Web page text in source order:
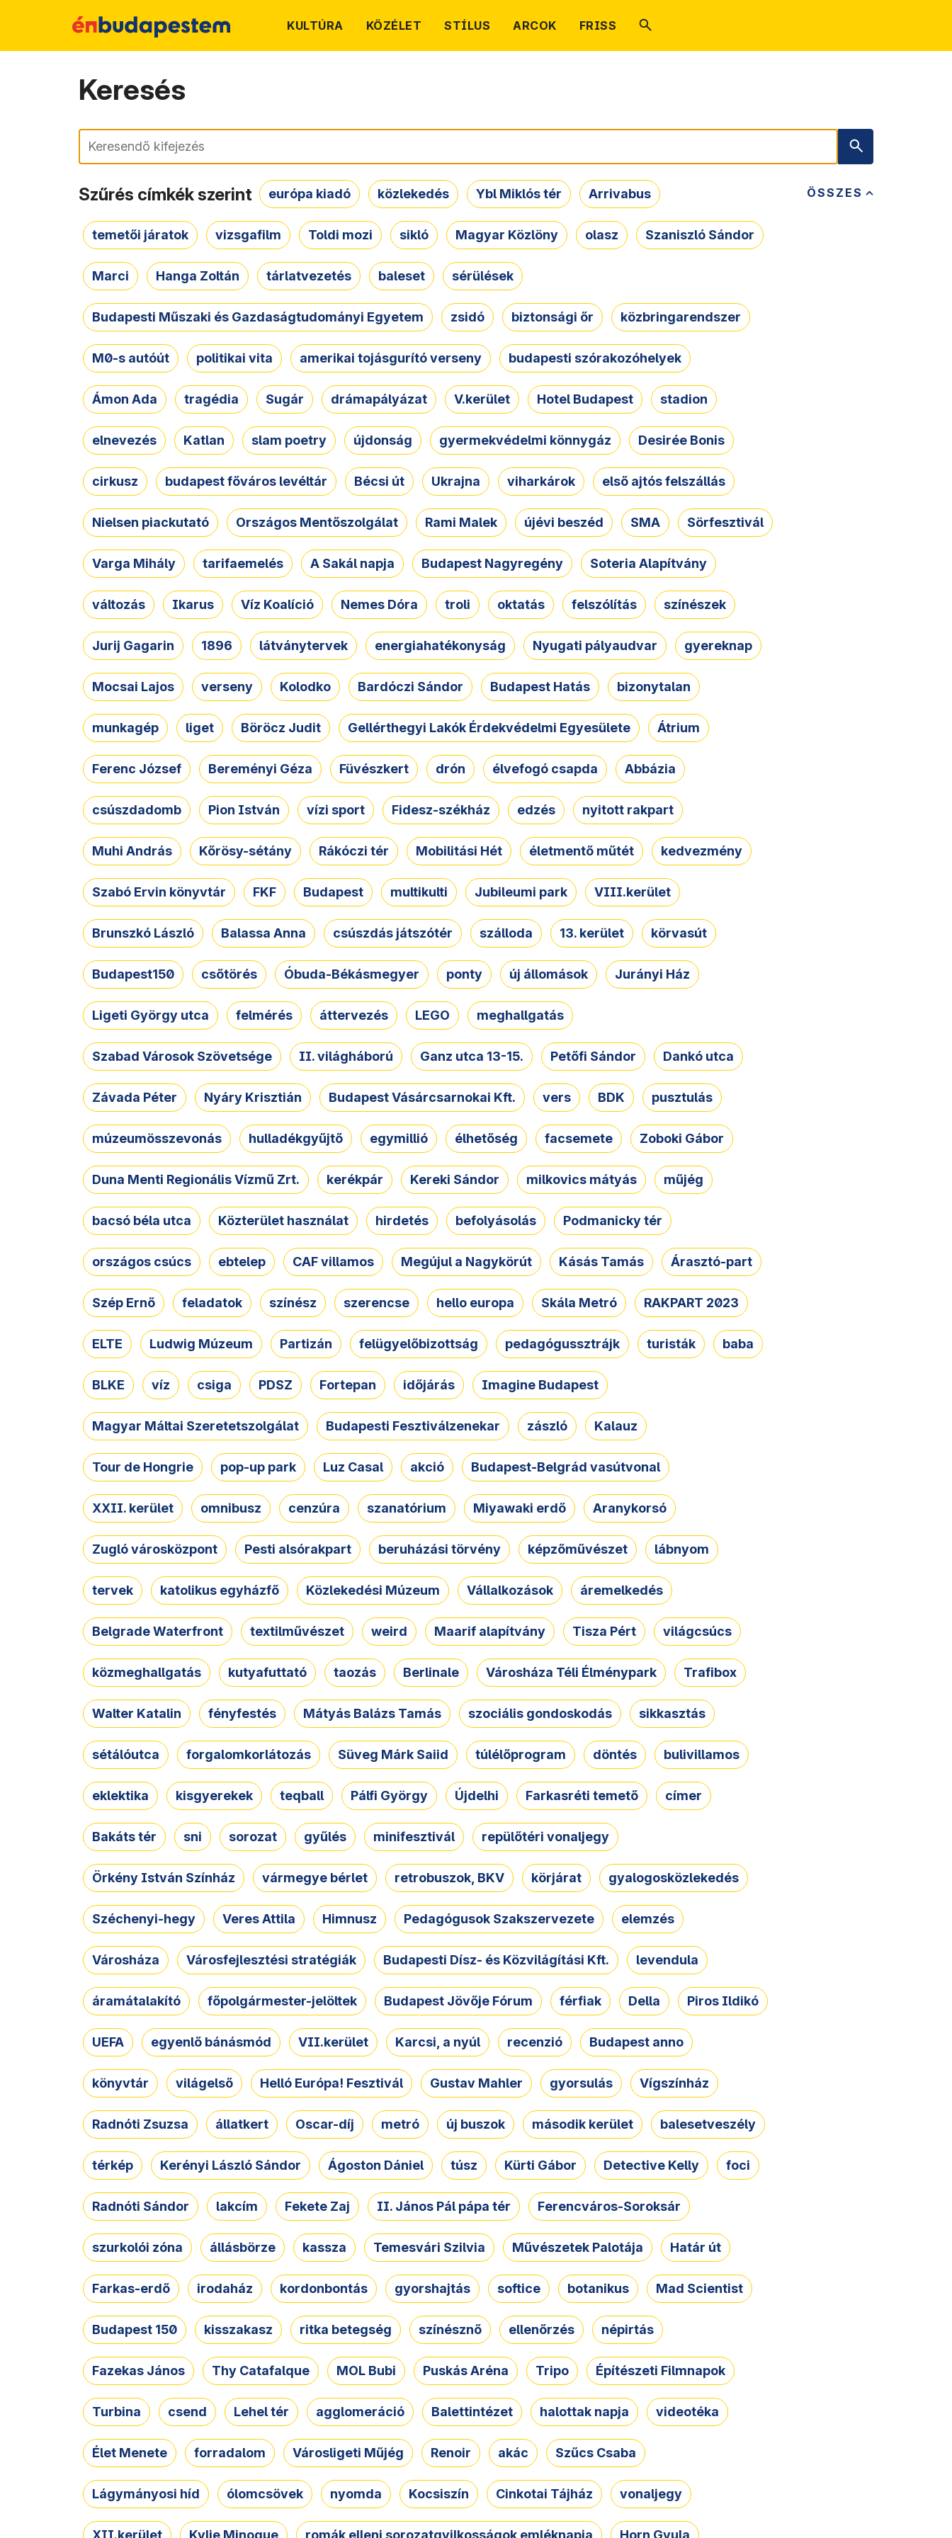
KULTÚRA KÖZÉLET STÍLUS ARCOK FRISS
Keresés
Keresés
ÖSSZES
Szűrés címkék szerint európa kiadó közlekedés Ybl Miklós tér Arrivabus
temetői járatok vizsgafilm Toldi mozi sikló Magyar Közlöny olasz Szaniszló Sándor
Marci Hanga Zoltán tárlatvezetés baleset sérülések
Budapesti Műszaki és Gazdaságtudományi Egyetem zsidó biztonsági őr közbringarendszer
M0-s autóút politikai vita amerikai tojásgurító verseny budapesti szórakozóhelyek
Ámon Ada tragédia Sugár drámapályázat V.kerület Hotel Budapest stadion
elnevezés Katlan slam poetry újdonság gyermekvédelmi könnygáz Desirée Bonis
cirkusz budapest főváros levéltár Bécsi út Ukrajna viharkárok első ajtós felszállás
Nielsen piackutató Országos Mentőszolgálat Rami Malek újévi beszéd SMA Sörfesztivál
Varga Mihály tarifaemelés A Sakál napja Budapest Nagyregény Soteria Alapítvány
változás Ikarus Víz Koalíció Nemes Dóra troli oktatás felszólítás színészek
Jurij Gagarin 1896 látványtervek energiahatékonyság Nyugati pályaudvar gyereknap
Mocsai Lajos verseny Kolodko Bardóczi Sándor Budapest Hatás bizonytalan
munkagép liget Böröcz Judit Gellérthegyi Lakók Érdekvédelmi Egyesülete Átrium
Ferenc József Bereményi Géza Füvészkert drón élvefogó csapda Abbázia
csúszdadomb Pion István vízi sport Fidesz-székház edzés nyitott rakpart
Muhi András Kőrösy-sétány Rákóczi tér Mobilitási Hét életmentő műtét kedvezmény
Szabó Ervin könyvtár FKF Budapest multikulti Jubileumi park VIII.kerület
Brunszkó László Balassa Anna csúszdás játszótér szálloda 13. kerület körvasút
Budapest150 csőtörés Óbuda-Békásmegyer ponty új állomások Jurányi Ház
Ligeti György utca felmérés áttervezés LEGO meghallgatás
Szabad Városok Szövetsége II. világháború Ganz utca 13-15. Petőfi Sándor Dankó utca
Závada Péter Nyáry Krisztián Budapest Vásárcsarnokai Kft. vers BDK pusztulás
múzeumösszevonás hulladékgyűjtő egymillió élhetőség facsemete Zoboki Gábor
Duna Menti Regionális Vízmű Zrt. kerékpár Kereki Sándor milkovics mátyás műjég
bacsó béla utca Közterület használat hirdetés befolyásolás Podmanicky tér
országos csúcs ebtelep CAF villamos Megújul a Nagykörút Kásás Tamás Árasztó-part
Szép Ernő feladatok színész szerencse hello europa Skála Metró RAKPART 2023
ELTE Ludwig Múzeum Partizán felügyelőbizottság pedagógussztrájk turisták baba
BLKE víz csiga PDSZ Fortepan időjárás Imagine Budapest
Magyar Máltai Szeretetszolgálat Budapesti Fesztiválzenekar zászló Kalauz
Tour de Hongrie pop-up park Luz Casal akció Budapest-Belgrád vasútvonal
XXII. kerület omnibusz cenzúra szanatórium Miyawaki erdő Aranykorsó
Zugló városközpont Pesti alsórakpart beruházási törvény képzőművészet lábnyom
tervek katolikus egyházfő Közlekedési Múzeum Vállalkozások áremelkedés
Belgrade Waterfront textilművészet weird Maarif alapítvány Tisza Pért világcsúcs
közmeghallgatás kutyafuttató taozás Berlinale Városháza Téli Élménypark Trafibox
Walter Katalin fényfestés Mátyás Balázs Tamás szociális gondoskodás sikkasztás
sétálóutca forgalomkorlátozás Süveg Márk Saiid túlélőprogram döntés bulivillamos
eklektika kisgyerekek teqball Pálfi György Újdelhi Farkasréti temető címer
Bakáts tér sni sorozat gyűlés minifesztivál repülőtéri vonaljegy
Örkény István Színház vármegye bérlet retrobuszok, BKV körjárat gyalogosközlekedés
Széchenyi-hegy Veres Attila Himnusz Pedagógusok Szakszervezete elemzés
Városháza Városfejlesztési stratégiák Budapesti Dísz- és Közvilágítási Kft. levendula
áramátalakító főpolgármester-jelöltek Budapest Jövője Fórum férfiak Della Piros Ildikó
UEFA egyenlő bánásmód VII.kerület Karcsi, a nyúl recenzió Budapest anno
könyvtár világelső Helló Európa! Fesztivál Gustav Mahler gyorsulás Vígszínház
Radnóti Zsuzsa állatkert Oscar-díj metró új buszok második kerület balesetveszély
térkép Kerényi László Sándor Ágoston Dániel túsz Kürti Gábor Detective Kelly foci
Radnóti Sándor lakcím Fekete Zaj II. János Pál pápa tér Ferencváros-Soroksár
szurkolói zóna állásbörze kassza Temesvári Szilvia Művészetek Palotája Határ út
Farkas-erdő irodaház kordonbontás gyorshajtás softice botanikus Mad Scientist
Budapest 150 kisszakasz ritka betegség színésznő ellenőrzés népirtás
Fazekas János Thy Catafalque MOL Bubi Puskás Aréna Tripo Építészeti Filmnapok
Turbina csend Lehel tér agglomeráció Balettintézet halottak napja videotéka
Élet Menete forradalom Városligeti Műjég Renoir akác Szűcs Csaba
Lágymányosi híd ólomcsövek nyomda Kocsiszín Cinkotai Tájház vonaljegy
XII.kerület Kylie Minogue romák elleni sorozatgyilkosságok emléknapja Horn Gyula